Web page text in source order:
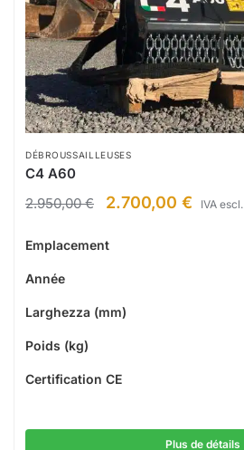
DÉBROUSSAILLEUSES
C4 A60
2.950,00€ 2.700,00 € IVA escl.
Emplacement
Année
Larghezza (mm)
Poids (kg)
Certification CE
Plus de détails